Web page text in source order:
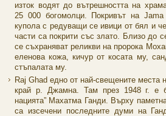
изток водят до вътрешността на
25 000 богомолци. Покривът на
купола с редуващи се ивици от бял и
части са покрити със злато. Близо до
се съхраняват реликви на пророка
еленова кожа, кичур от косата му,
стъпалата му.
Raj Ghad едно от най-свещените места
край р. Джамна. Там през 1948 г. е
нацията” Махатма Ганди. Върху
са изсечени последните думи на